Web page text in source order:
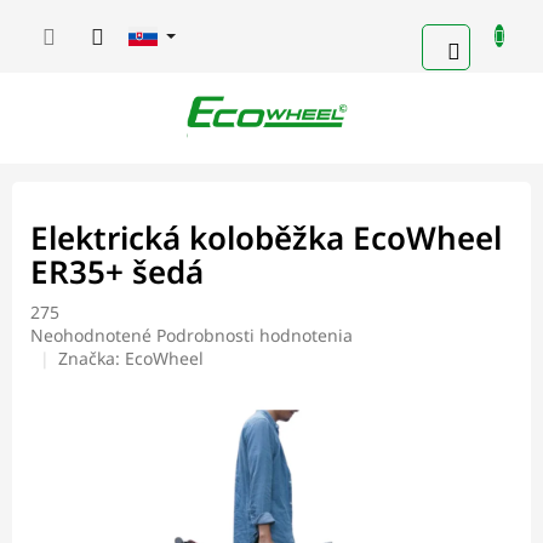
KOŠÍK
Elektrická koloběžka EcoWheel
ER35+ šedá
275
Priemerné
hodnotenie
Neohodnotené Podrobnosti hodnotenia
Značka: EcoWheel